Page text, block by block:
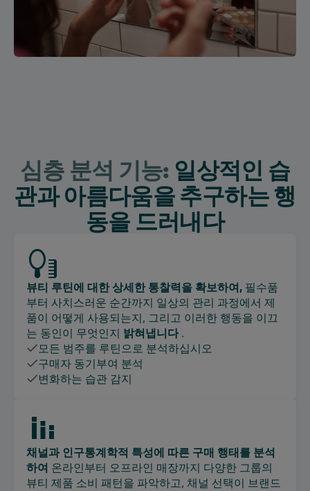
심층 분석 기능: 일상적인 습
관과 아름다움을 추구하는 행
동을 드러내다
뷰티 루틴에 대한 상세한 통찰력을 확보하여, 필수품
부터 사치스러운 순간까지 일상의 관리 과정에서 제
품이 어떻게 사용되는지, 그리고 이러한 행동을 이끄
는 동인이 무엇인지 밝혀냅니다 .
모든 범주를 루틴으로 분석하십시오
구매자 동기부여 분석
변화하는 습관 감지
채널과 인구통계학적 특성에 따른 구매 행태를 분석
하여 온라인부터 오프라인 매장까지 다양한 그룹의
뷰티 제품 소비 패턴을 파악하고, 채널 선택이 브랜드